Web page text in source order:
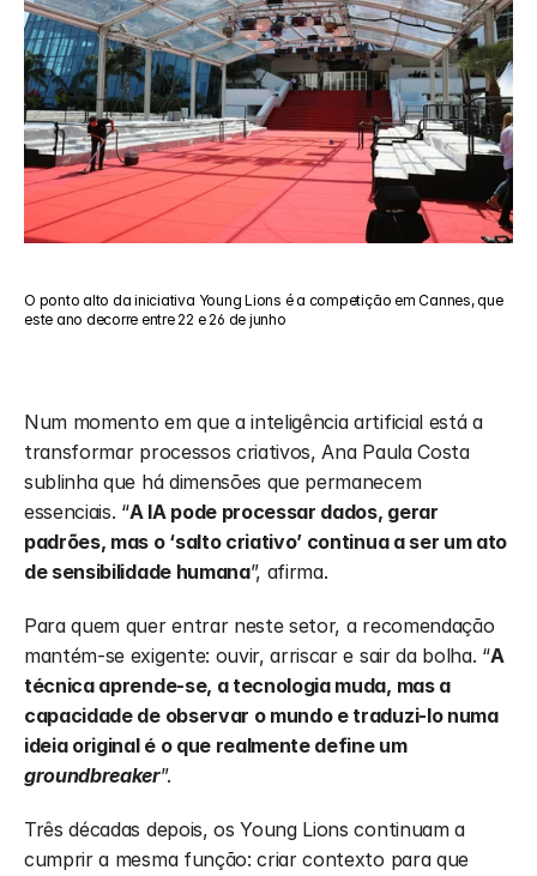
O ponto alto da iniciativa Young Lions é a competição em Cannes, que
este ano decorre entre 22 e 26 de junho
Num momento em que a inteligência artificial está a
transformar processos criativos, Ana Paula Costa
sublinha que há dimensões que permanecem
essenciais. “A IA pode processar dados, gerar
padrões, mas o ‘salto criativo’ continua a ser um ato
de sensibilidade humana”, afirma.
Para quem quer entrar neste setor, a recomendação
mantém-se exigente: ouvir, arriscar e sair da bolha. “A
técnica aprende-se, a tecnologia muda, mas a
capacidade de observar o mundo e traduzi-lo numa
ideia original é o que realmente define um
groundbreaker”.
Três décadas depois, os Young Lions continuam a
cumprir a mesma função: criar contexto para que